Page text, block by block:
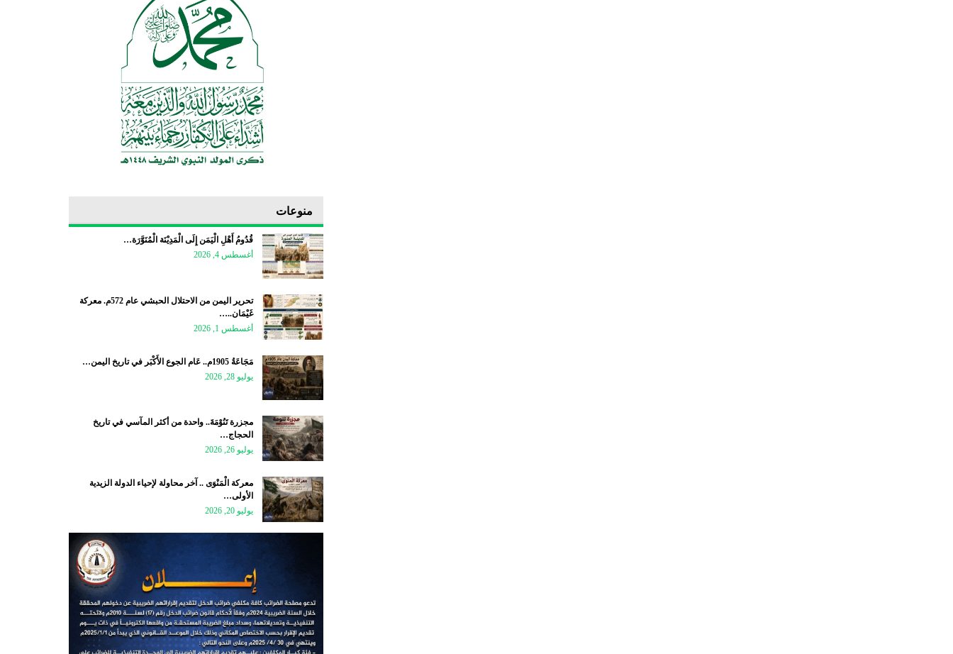
منوعات
قُدُومُ أَهْلِ الْيَمَن إِلَى الْمَدِيْنَة الْمُنَوَّرَة…
أغسطس 4, 2026
تحرير اليمن من الاحتلال الحبشي عام 572م. معركة
غَيْمَان..…
أغسطس 1, 2026
مَجَاعَةُ 1905م.. عَام الجوع الأَكْبَر في تاريخ اليمن…
يوليو 28, 2026
مجزرة تَنُوْمَةَ.. واحدة من أكثر المآسي في تاريخ
الحجاج…
يوليو 26, 2026
معركة الْمَنْوَى .. آخر محاولة لإحياء الدولة الزيدية
الأولى…
يوليو 20, 2026